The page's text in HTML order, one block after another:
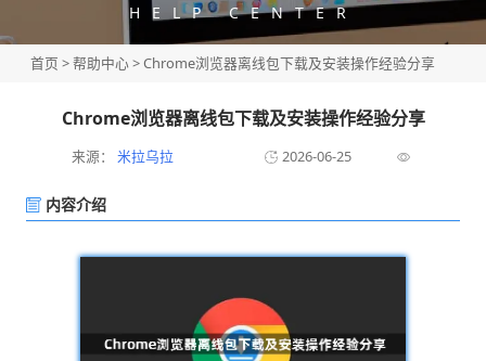
HELP CENTER
首页 >帮助中心> Chrome浏览器离线包下载及安装操作经验分享
Chrome浏览器离线包下载及安装操作经验分享
来源： 米拉乌拉 2026-06-25
内容介绍